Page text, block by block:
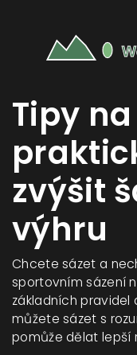
Tipy
zvýšit
výhru
Chcete sázet a
sportovním sázení
základních pravidel
můžete sázet s
pomůže dělat lepší